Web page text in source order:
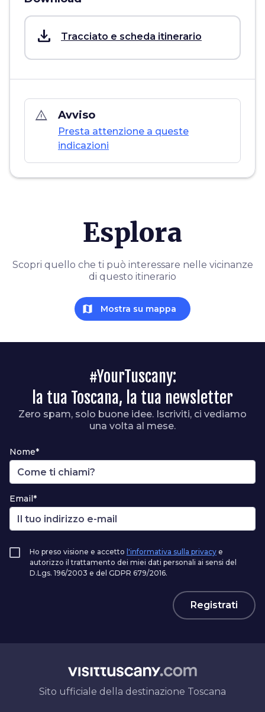
save_alt Tracciato e scheda itinerario
warning_amber Avviso
Presta attenzione a queste
indicazioni
Esplora
Scopri quello che ti può interessare nelle vicinanze
di questo itinerario
map Mostra su mappa
#YourTuscany:
la tua Toscana, la tua newsletter
Zero spam, solo buone idee. Iscriviti, ci vediamo
una volta al mese.
Nome*
Email*
Ho preso visione e accetto l'informativa sulla privacy e
autorizzo il trattamento dei miei dati personali ai sensi del
D.Lgs. 196/2003 e del GDPR 679/2016.
Registrati
Sito ufficiale della destinazione Toscana